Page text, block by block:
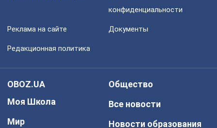
конфиденциальности
Реклама на сайте Документы
Редакционная политика
OBOZ.UA
Моя Школа
Мир
Общество
Все новости
Новости образования